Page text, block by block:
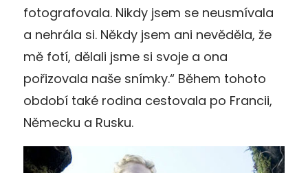
fotografovala. Nikdy jsem se neusmívala
a nehrála si. Někdy jsem ani nevěděla, že
mě fotí, dělali jsme si svoje a ona
pořizovala naše snímky.“ Během tohoto
období také rodina cestovala po Francii,
Německu a Rusku.